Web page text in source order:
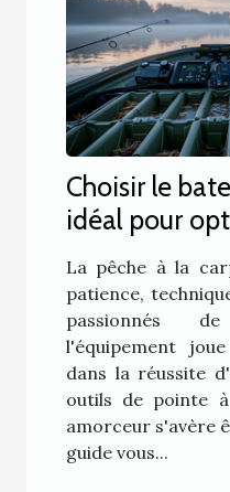
Choisir le
idéal pour
à la carpe
La pêche à la
patience,
passionnés
l'équipement
dans la réussite
outils de pointe
amorceur s'avère
guide vous...